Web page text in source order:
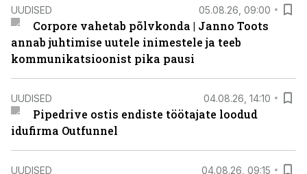
UUDISED 05.08.26, 09:00
Corpore vahetab põlvkonda | Janno Toots
annab juhtimise uutele inimestele ja teeb
kommunikatsioonist pika pausi
UUDISED 04.08.26, 14:10
Pipedrive ostis endiste töötajate loodud
idufirma Outfunnel
UUDISED 04.08.26, 09:15